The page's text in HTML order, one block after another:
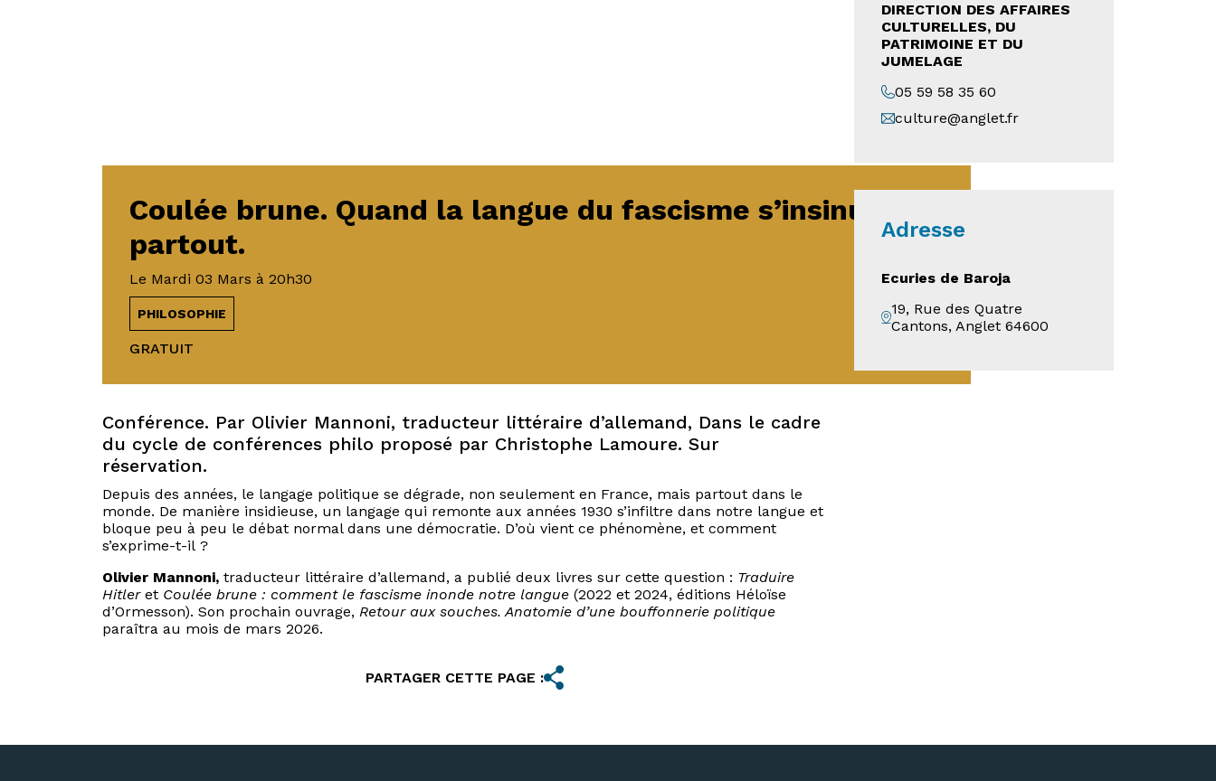
Coulée brune. Quand la langue du fascisme s’insinue
partout.
Le Mardi 03 Mars à 20h30
PHILOSOPHIE
GRATUIT
Conférence. Par Olivier Mannoni, traducteur littéraire d’allemand, Dans le cadre
du cycle de conférences philo proposé par Christophe Lamoure. Sur
réservation.
Depuis des années, le langage politique se dégrade, non seulement en France, mais partout dans le
monde. De manière insidieuse, un langage qui remonte aux années 1930 s’infiltre dans notre langue et
bloque peu à peu le débat normal dans une démocratie. D’où vient ce phénomène, et comment
s’exprime-t-il ?
Olivier Mannoni, traducteur littéraire d’allemand, a publié deux livres sur cette question : Traduire
Hitleret Coulée brune : comment le fascisme inonde notre langue (2022 et 2024, éditions Héloïse
d’Ormesson). Son prochain ouvrage, Retour aux souches. Anatomie d’une bouffonnerie politique
paraîtra au mois de mars 2026.
PARTAGER CETTE PAGE :
DIRECTION DES AFFAIRES
CULTURELLES, DU
PATRIMOINE ET DU
JUMELAGE
05 59 58 35 60
culture@anglet.fr
Adresse
Ecuries de Baroja
19, Rue des Quatre
Cantons, Anglet 64600